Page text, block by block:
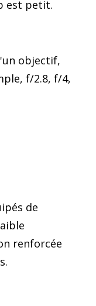
est petit.
objectif,
f/2.8, f/4,
de
renforcée